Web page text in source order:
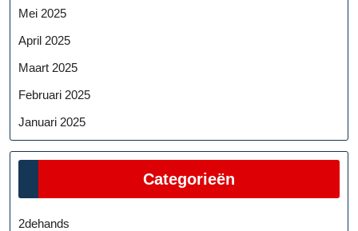
Mei 2025
April 2025
Maart 2025
Februari 2025
Januari 2025
Categorieën
2dehands